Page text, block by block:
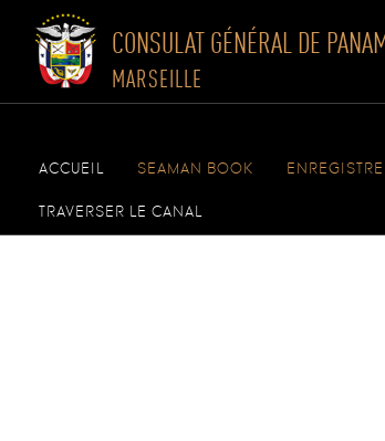
CONSULAT GÉNÉRAL DE
MARSEILLE
ACCUEIL
SEAMAN BOOK
TRAVERSER LE CANAL